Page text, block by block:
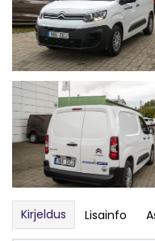
Kirjeldus Lisainfo